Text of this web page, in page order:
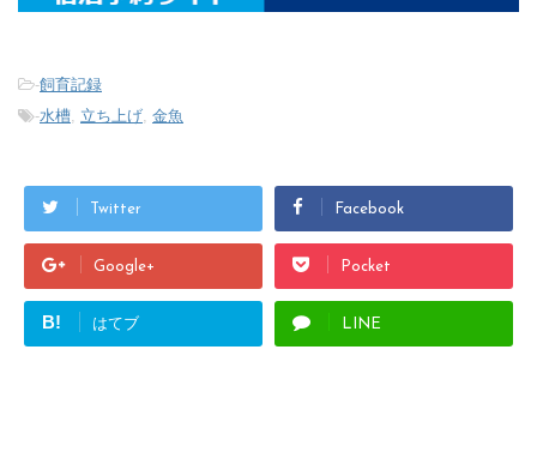
-飼育記録
-水槽, 立ち上げ, 金魚
Twitter Facebook
Google+ Pocket
B! はてブ LINE